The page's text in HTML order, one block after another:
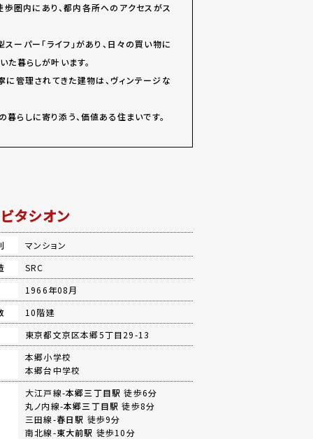
歩圏内にあり、都内各所へのアクセスがス
ーパー「ライフ」があり、日々の買い物に
た暮らしが叶います。
管理されてきた建物は、ヴィンテージな
らしに寄り添う、価値ある住まいです。
タシオン
マンション
SRC
1966年08月
10階建
東京都文京区本郷5丁目29-13
本郷小学校
本郷台中学校
大江戸線-本郷三丁目駅 徒歩6分
丸ノ内線-本郷三丁目駅 徒歩8分
三田線-春日駅 徒歩9分
南北線-東大前駅 徒歩10分